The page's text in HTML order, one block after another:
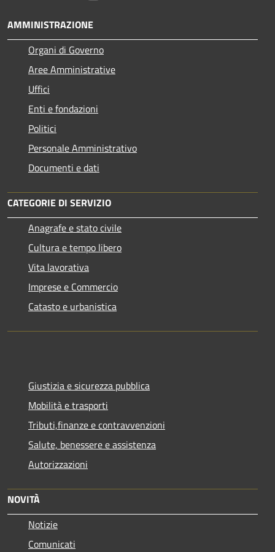
AMMINISTRAZIONE
Organi di Governo
Aree Amministrative
Uffici
Enti e fondazioni
Politici
Personale Amministrativo
Documenti e dati
CATEGORIE DI SERVIZIO
Anagrafe e stato civile
Cultura e tempo libero
Vita lavorativa
Imprese e Commercio
Catasto e urbanistica
Giustizia e sicurezza pubblica
Mobilità e trasporti
Tributi,finanze e contravvenzioni
Salute, benessere e assistenza
Autorizzazioni
NOVITÀ
Notizie
Comunicati